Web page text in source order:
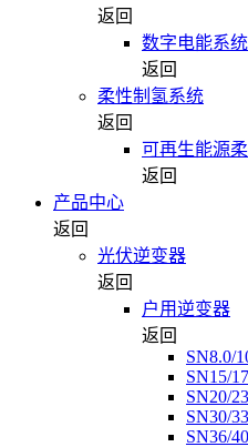
返回
数字电能系
返回
柔性制氢系统
返回
可再生能源
返回
产品中心
返回
光伏逆变器
返回
户用逆变器
返回
SN8.0/
SN15/
SN20/
SN30/
SN36/